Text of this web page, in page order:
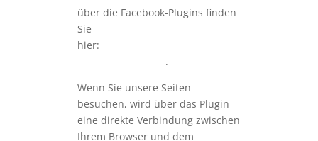
über die Facebook-Plugins finden
Sie
hier:
.
Wenn Sie unsere Seiten
besuchen, wird über das Plugin
eine direkte Verbindung zwischen
Ihrem Browser und dem